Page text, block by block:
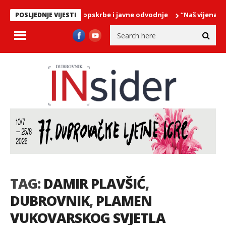
POSLJEDNJE VIJESTI
mreže vodoopskrbe i javne odvodnje “Naš vijenac je
TAG:DAMIR PLAVŠIĆ,
DUBROVNIK, PLAMEN
VUKOVARSKOG SVJETLA